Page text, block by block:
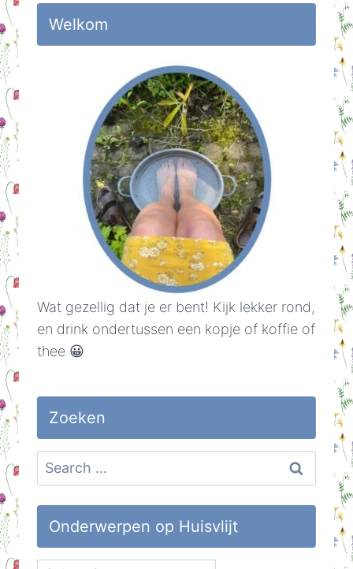
Welkom
Wat gezellig dat je er bent! Kijk lekker rond,
en drink ondertussen een kopje of koffie of
thee 😀
Zoeken
Search
for:
Onderwerpen op Huisvlijt